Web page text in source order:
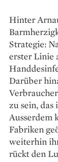
Hinter
Strategie:
erster Linie
Darüber
zu sein,
Ausserdem
Fabriken
weiterhin
rückt den